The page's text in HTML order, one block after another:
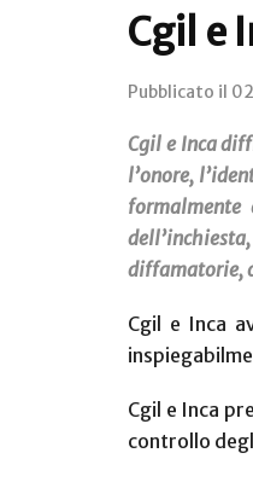
Cgil e
Pubblicato il
Cgil e Inca
l’onore,
formalmente
diffamatorie,
Cgil e Inca
Cgil e Inca
controllo